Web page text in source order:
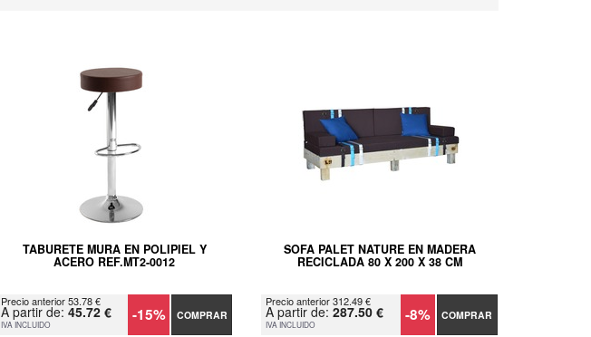
TABURETE MURA EN POLIPIEL Y
ACERO REF.MT2-0012
Precio anterior 53.78 €
A partir de: 45.72 €
IVA INCLUIDO -15% COMPRAR
SOFA PALET NATURE EN MADERA
RECICLADA 80 X 200 X 38 CM
Precio anterior 312.49 €
A partir de:287.50 €
IVA INCLUIDO -8% COMPRAR